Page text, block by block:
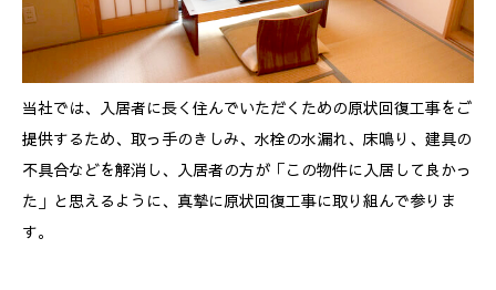
当社では、入居者に長く住んでいただくための原状回復工事をご
提供するため、取っ手のきしみ、水栓の水漏れ、床鳴り、建具の
不具合などを解消し、入居者の方が「この物件に入居して良かっ
た」と思えるように、真摯に原状回復工事に取り組んで参りま
す。